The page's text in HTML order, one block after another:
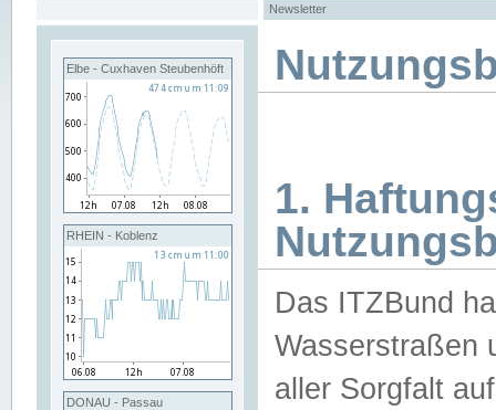
Newsletter
Elbe - Cuxhaven Steubenhöft
RHEIN - Koblenz
DONAU - Passau
1.
Das ITZBund
Wasserstraßen
aller Sorgfalt